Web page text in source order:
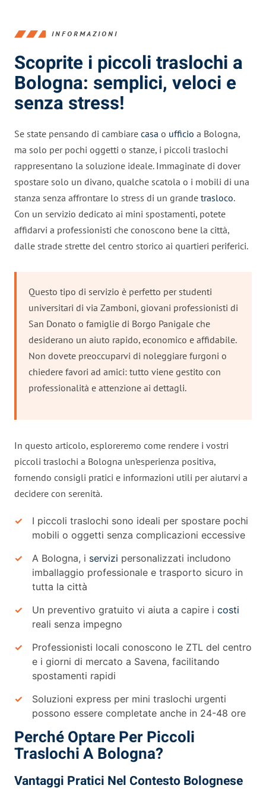
INFORMAZIONI
Scoprite i piccoli traslochi a
Bologna: semplici, veloci e
senza stress!
Se state pensando di cambiare casa o ufficio a Bologna,
ma solo per pochi oggetti o stanze, i piccoli traslochi
rappresentano la soluzione ideale. Immaginate di dover
spostare solo un divano, qualche scatola o i mobili di una
stanza senza affrontare lo stress di un grande trasloco.
Con un servizio dedicato ai mini spostamenti, potete
affidarvi a professionisti che conoscono bene la città,
dalle strade strette del centro storico ai quartieri periferici.
Questo tipo di servizio è perfetto per studenti
universitari di via Zamboni, giovani professionisti di
San Donato o famiglie di Borgo Panigale che
desiderano un aiuto rapido, economico e affidabile.
Non dovete preoccuparvi di noleggiare furgoni o
chiedere favori ad amici: tutto viene gestito con
professionalità e attenzione ai dettagli.
In questo articolo, esploreremo come rendere i vostri
piccoli traslochi a Bologna un’esperienza positiva,
fornendo consigli pratici e informazioni utili per aiutarvi a
decidere con serenità.
I piccoli traslochi sono ideali per spostare pochi
mobili o oggetti senza complicazioni eccessive
A Bologna, i servizi personalizzati includono
imballaggio professionale e trasporto sicuro in
tutta la città
Un preventivo gratuito vi aiuta a capire i costi
reali senza impegno
Professionisti locali conoscono le ZTL del centro
e i giorni di mercato a Savena, facilitando
spostamenti rapidi
Soluzioni express per mini traslochi urgenti
possono essere completate anche in 24-48 ore
Perché Optare Per Piccoli
Traslochi A Bologna?
Vantaggi Pratici Nel Contesto Bolognese